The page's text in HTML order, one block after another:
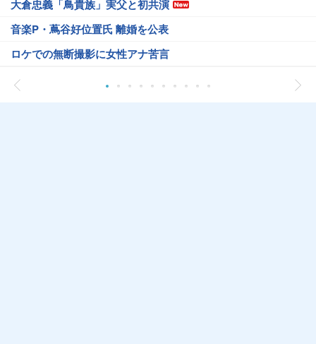
大倉忠義「鳥貴族」実父と初共演
音楽P・蔦谷好位置氏 離婚を公表
ロケでの無断撮影に女性アナ苦言